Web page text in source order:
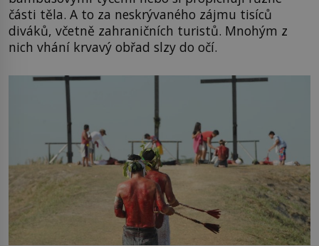
části těla. A to za neskrývaného zájmu tisíců
diváků, včetně zahraničních turistů. Mnohým z
nich vhání krvavý obřad slzy do očí.